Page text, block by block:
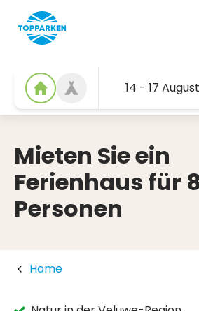
14 - 17 August
Mieten Sie ein
Ferienhaus für
Personen
Home